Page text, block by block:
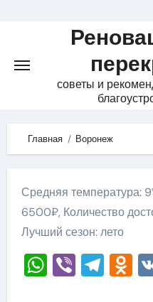
советы и
Главная Воронеж
Средняя температура:
6500₽, Количество
Лучший сезон: лето
Viber